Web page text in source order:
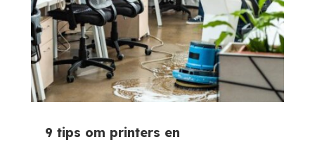
9 tips om printers en